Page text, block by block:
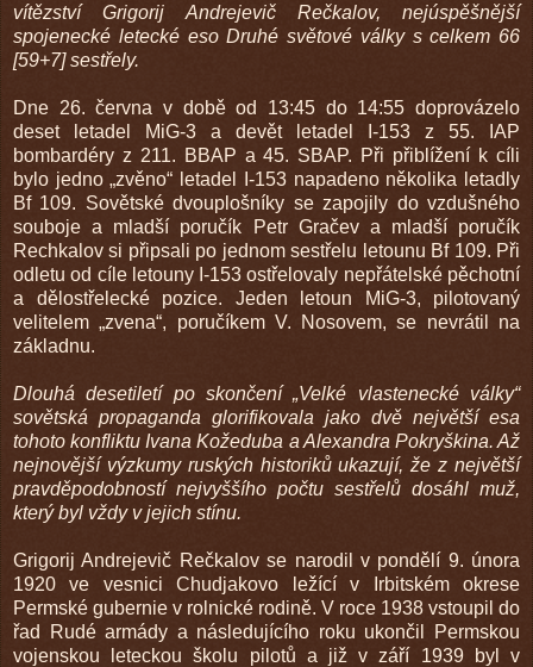
vítězství Grigorij Andrejevič Rečkalov, nejúspěšnější
spojenecké letecké eso Druhé světové války s celkem 66
[59+7] sestřely.
Dne 26. června v době od 13:45 do 14:55 doprovázelo
deset letadel MiG-3 a devět letadel I-153 z 55. IAP
bombardéry z 211. BBAP a 45. SBAP. Při přiblížení k cíli
bylo jedno „zvěno“ letadel I-153 napadeno několika letadly
Bf 109. Sovětské dvouplošníky se zapojily do vzdušného
souboje a mladší poručík Petr Gračev a mladší poručík
Rechkalov si připsali po jednom sestřelu letounu Bf 109. Při
odletu od cíle letouny I-153 ostřelovaly nepřátelské pěchotní
a dělostřelecké pozice. Jeden letoun MiG-3, pilotovaný
velitelem „zvena“, poručíkem V. Nosovem, se nevrátil na
základnu.
Dlouhá desetiletí po skončení „Velké vlastenecké války“
sovětská propaganda glorifikovala jako dvě největší esa
tohoto konfliktu Ivana Kožeduba a Alexandra Pokryškina. Až
nejnovější výzkumy ruských historiků ukazují, že z největší
pravděpodobností nejvyššího počtu sestřelů dosáhl muž,
který byl vždy v jejich stínu.
Grigorij Andrejevič Rečkalov se narodil v pondělí 9. února
1920 ve vesnici Chudjakovo ležící v Irbitském okrese
Permské gubernie v rolnické rodině. V roce 1938 vstoupil do
řad Rudé armády a následujícího roku ukončil Permskou
vojenskou leteckou školu pilotů a již v září 1939 byl v